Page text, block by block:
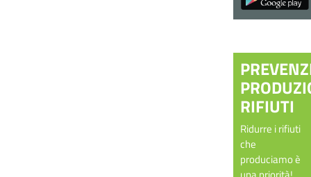
RIFIUTI
Ridurre i rifiuti
che
produciamo è